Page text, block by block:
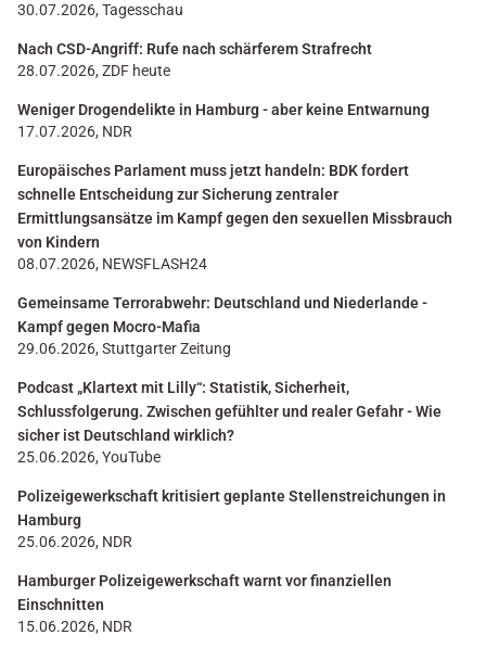
30.07.2026, Tagesschau
Nach CSD-Angriff: Rufe nach schärferem Strafrecht
28.07.2026, ZDF heute
Weniger Drogendelikte in Hamburg - aber keine Entwarnung
17.07.2026, NDR
Europäisches Parlament muss jetzt handeln: BDK fordert
schnelle Entscheidung zur Sicherung zentraler
Ermittlungsansätze im Kampf gegen den sexuellen Missbrauch
von Kindern
08.07.2026, NEWSFLASH24
Gemeinsame Terrorabwehr: Deutschland und Niederlande -
Kampf gegen Mocro-Mafia
29.06.2026, Stuttgarter Zeitung
Podcast „Klartext mit Lilly“: Statistik, Sicherheit,
Schlussfolgerung. Zwischen gefühlter und realer Gefahr - Wie
sicher ist Deutschland wirklich?
25.06.2026, YouTube
Polizeigewerkschaft kritisiert geplante Stellenstreichungen in
Hamburg
25.06.2026, NDR
Hamburger Polizeigewerkschaft warnt vor finanziellen
Einschnitten
15.06.2026, NDR